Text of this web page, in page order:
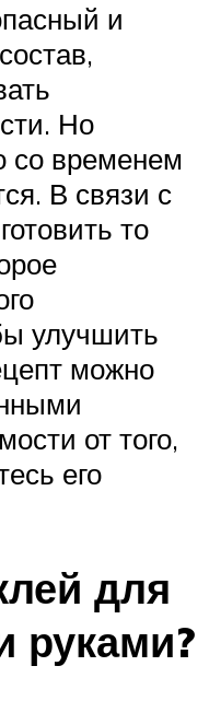
и
Но
со временем
В связи с
то
улучшить
можно
от того,
его
для
руками?